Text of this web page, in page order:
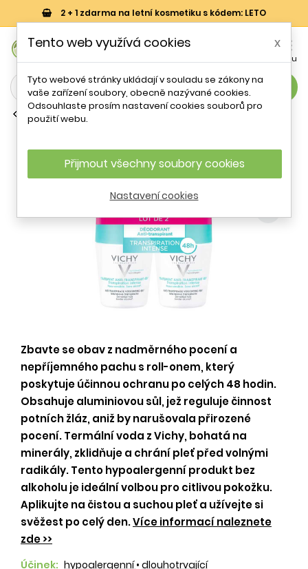
2 + 1 zdarma na letní kosmetiku s kódem: LETO

Menu
search
Kuličkové deodoranty
nadměrnému pocení Vichy - 2 x 50 ml
- 19 %
Zbavte se obav z nadměrného pocení a
nepříjemného pachu s roll-onem, který
poskytuje účinnou ochranu po celých 48 hodin.
Obsahuje aluminiovou sůl, jež reguluje činnost
potních žláz, aniž by narušovala přirozené
pocení. Termální voda z Vichy, bohatá na
minerály, zklidňuje a chrání pleť před volnými
radikály. Tento hypoalergenní produkt bez
alkoholu je ideální volbou pro citlivou pokožku.
Aplikujte na čistou a suchou pleť a užívejte si
svěžest po celý den.Více informací naleznete
zde >>
Účinek: hypoalergenní• dlouhotrvající
Tento web využívá cookies x
Tyto webové stránky ukládají v souladu se zákony na
vaše zařízení soubory, obecně nazývané cookies.
Odsouhlaste prosím nastavení cookies souborů pro
použití webu.
Přijmout všechny soubory cookies
Nastavení cookies